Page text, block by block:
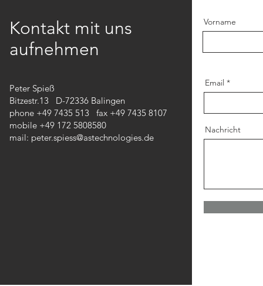
Kontakt mit uns
aufnehmen
Peter Spieß
Bitzestr.13 D-72336 Balingen
phone +49 7435 513 fax +49 7435 8107
mobile +49 172 5808580
mail: peter.spiess@astechnologies.de
Vorname
Email
Nachricht